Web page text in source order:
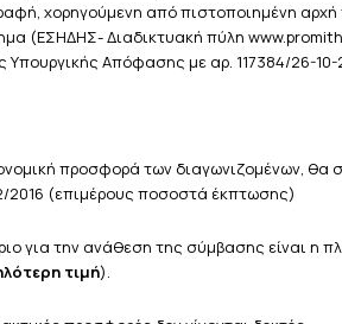
χορηγούμενη από πιστοποιημένη
(ΕΣΗΔΗΣ- Διαδικτυακή πύλη
Υπουργικής Απόφασης με αρ. 117384/26-10-
προσφορά των διαγωνιζομένων,
2016 (επιμέρους ποσοστά έκπτωσης)
για την ανάθεση της σύμβασης είναι
τιμή).